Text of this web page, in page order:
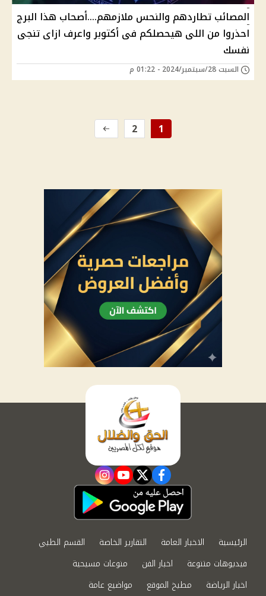
المصائب تطاردهم والنحس ملازمهم....أصحاب هذا البرج
احذروا من اللى هيحصلكم فى أكتوبر واعرف ازاى تنجى
نفسك
السبت 28/سبتمبر/2024 - 01:22 م
1
2
facebook
twitter
youtube
instagram
الرئيسية الاخبار العامة التقارير الخاصة
القسم الطبي
فيديوهات متنوعة
اخبار الفن
منوعات مسيحية
اخبار الرياضة
مطبخ الموقع مواضيع عامة